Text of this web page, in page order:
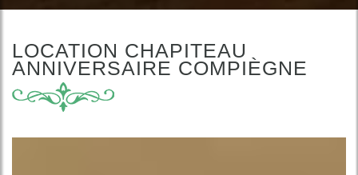
LOCATION CHAPITEAU
ANNIVERSAIRE COMPIÈGNE